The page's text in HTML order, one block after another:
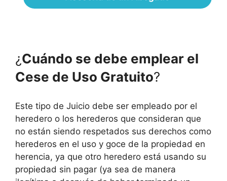
¿Cuándo se debe emplear el
Cese de Uso Gratuito?
Este tipo de Juicio debe ser empleado por el
heredero o los herederos que consideran que
no están siendo respetados sus derechos como
herederos en el uso y goce de la propiedad en
herencia, ya que otro heredero está usando su
propiedad sin pagar (ya sea de manera